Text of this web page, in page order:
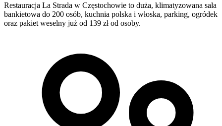
Restauracja La Strada w Częstochowie to duża, klimatyzowana sala
bankietowa do 200 osób, kuchnia polska i włoska, parking, ogródek
oraz pakiet weselny już od 139 zł od osoby.